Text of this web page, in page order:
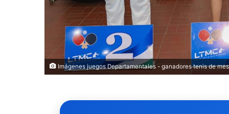
Imágenes juegos Departamentales - ganadores tenis de